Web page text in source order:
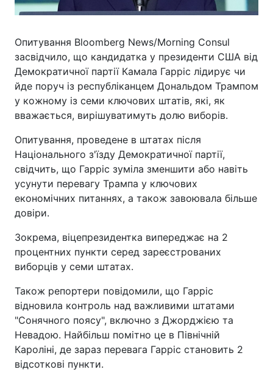
Опитування Bloomberg News/Morning Consul
засвідчило, що кандидатка у президенти США від
Демократичної партії Камала Гарріс лідирує чи
йде поруч із республіканцем Дональдом Трампом
у кожному із семи ключових штатів, які, як
вважається, вирішуватимуть долю виборів.
Опитування, проведене в штатах після
Національного з'їзду Демократичної партії,
свідчить, що Гарріс зуміла зменшити або навіть
усунути перевагу Трампа у ключових
економічних питаннях, а також завоювала більше
довіри.
Зокрема, віцепрезидентка випереджає на 2
процентних пункти серед зареєстрованих
виборців у семи штатах.
Також репортери повідомили, що Гарріс
відновила контроль над важливими штатами
"Сонячного поясу", включно з Джорджією та
Невадою. Найбільш помітно це в Північній
Кароліні, де зараз перевага Гарріс становить 2
відсоткові пункти.